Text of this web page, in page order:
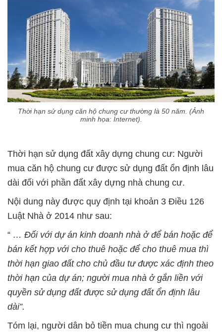
Thời hạn sử dụng căn hộ chung cư thường là 50 năm. (Ảnh
minh họa: Internet).
Thời hạn sử dụng đất xây dựng chung cư: Người
mua căn hộ chung cư được sử dụng đất ổn định lâu
dài đối với phần đất xây dựng nhà chung cư.
Nội dung này được quy định tại khoản 3 Điều 126
Luật Nhà ở 2014 như sau:
“ … Đối với dự án kinh doanh nhà ở để bán hoặc để
bán kết hợp với cho thuê hoặc để cho thuê mua thì
thời hạn giao đất cho chủ đầu tư được xác định theo
thời hạn của dự án; người mua nhà ở gắn liền với
quyền sử dụng đất được sử dụng đất ổn định lâu
dài”.
Tóm lại, người dân bỏ tiền mua chung cư thì ngoài